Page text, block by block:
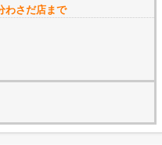
わさだ店まで